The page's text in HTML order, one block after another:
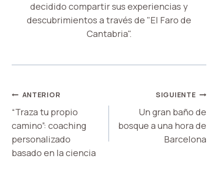
decidido compartir sus experiencias y
descubrimientos a través de "El Faro de
Cantabria".
NAVEGACIÓN
DE
ENTRADAS
ANTERIOR
“Traza tu propio
camino”: coaching
personalizado
basado en la ciencia
SIGUIENTE
Un gran baño de
bosque a una hora de
Barcelona